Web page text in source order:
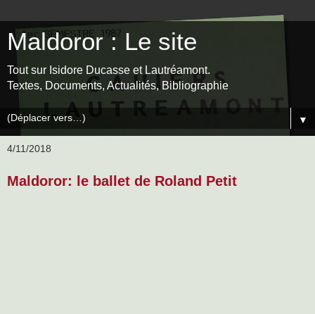
Maldoror : Le site
Tout sur Isidore Ducasse et Lautréamont.
Textes, Documents, Actualités, Bibliographie
▼
4/11/2018
Maldoror: le ballet de Roland Petit